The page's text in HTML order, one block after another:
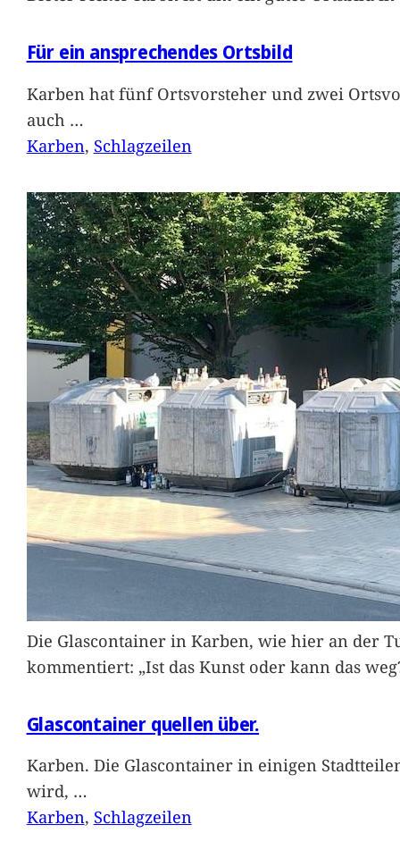
Für ein ansprechendes Ortsbild
Karben hat fünf Ortsvorsteher und zwei
auch …
Karben, Schlagzeilen
Die Glascontainer in Karben, wie hier an der
kommentiert: „Ist das Kunst oder kann das
Glascontainer quellen über.
Karben. Die Glascontainer in einigen
wird, …
Karben, Schlagzeilen